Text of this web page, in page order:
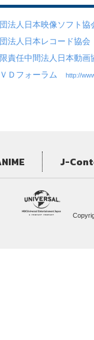
法人日本映像ソフト協
法人日本レコード協会
責任中間法人日本動画
Ｄフォーラム http://
J-